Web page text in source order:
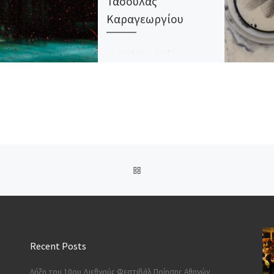
Καραγεωργίου
Recent Posts